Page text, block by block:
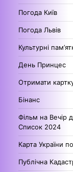
Погода Київ
Погода Львів
Культурні
День Принцес
Отримати
Бінанс
Фільм на Вечір
Список 2024
Карта України
Публічна